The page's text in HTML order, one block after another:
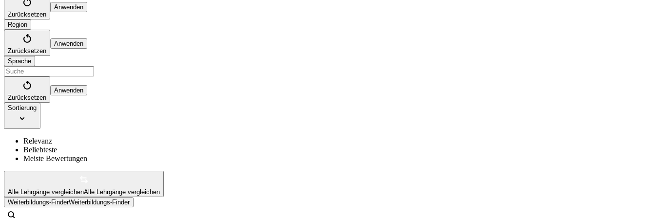
Zurücksetzen
Anwenden
Region
Zurücksetzen
Anwenden
Sprache
Zurücksetzen
Anwenden
Sortierung
Relevanz
Beliebteste
Meiste Bewertungen
Alle Lehrgänge vergleichenAlle Lehrgänge vergleichen
Weiterbildungs-FinderWeiterbildungs-Finder